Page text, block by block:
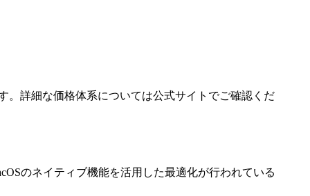
。詳細な価格体系については公式サイトでご確認くだ
のネイティブ機能を活用した最適化が行われている